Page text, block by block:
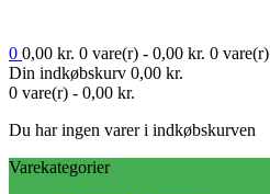
0 0,00 kr. 0 vare(r) - 0,00 kr. 0 vare(r)
Din indkøbskurv 0,00 kr.
0 vare(r) - 0,00 kr.
Du har ingen varer i indkøbskurven
Varekategorier